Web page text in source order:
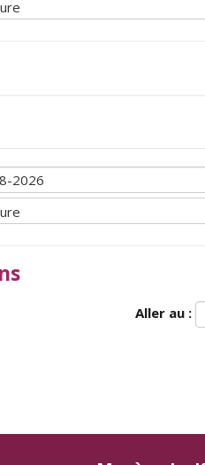
Aller au :